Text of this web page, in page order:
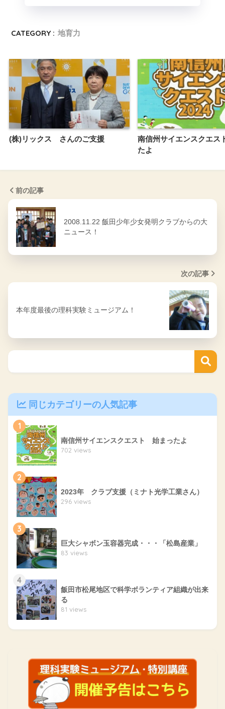
CATEGORY : 地育力
(株)リックス さんのご支援
南信州サイエンスクエ
たよ
前の記事
2008.11.22 飯田少年少女発明クラブからの大
ニュース！
次の記事
本年度最後の理科実験ミュージアム！
同じカテゴリーの人気記事
1
南信州サイエンスクエスト 始まったよ
702 views
2
2023年 クラブ支援（ミナト光学工業さん）
296 views
3
巨大シャボン玉容器完成・・・「松島産業」
83 views
4
飯田市松尾地区で科学ボランティア組織が出来
る
81 views